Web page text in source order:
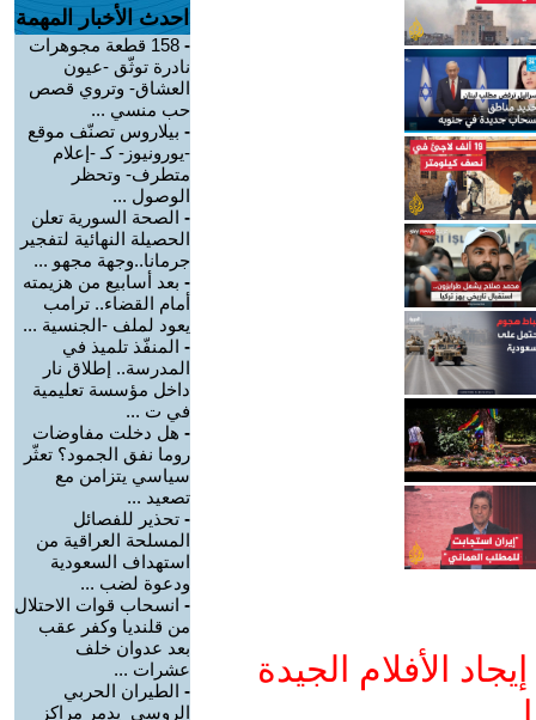
الأفلام الجيدة
احدث الأخبار المهمة
-
158 قطعة مجوهرات
نادرة توثّق -عيون
العشاق- وتروي قصص
حب منسي ...
- بيلاروس تصنّف موقع
-يورونيوز- كـ -إعلام
متطرف- وتحظر
الوصول ...
- الصحة السورية تعلن
الحصيلة النهائية لتفجير
جرمانا..وجهة مجهو ...
- بعد أسابيع من هزيمته
أمام القضاء.. ترامب
يعود لملف -الجنسية ...
- المنفّذ تلميذ في
المدرسة.. إطلاق نار
داخل مؤسسة تعليمية
في ت ...
- هل دخلت مفاوضات
روما نفق الجمود؟ تعثّر
سياسي يتزامن مع
تصعيد ...
- تحذير للفصائل
المسلحة العراقية من
استهداف السعودية
ودعوة لضب ...
- انسحاب قوات الاحتلال
من قلنديا وكفر عقب
بعد عدوان خلف
عشرات ...
- الطيران الحربي
الروسي يدمر مراكز